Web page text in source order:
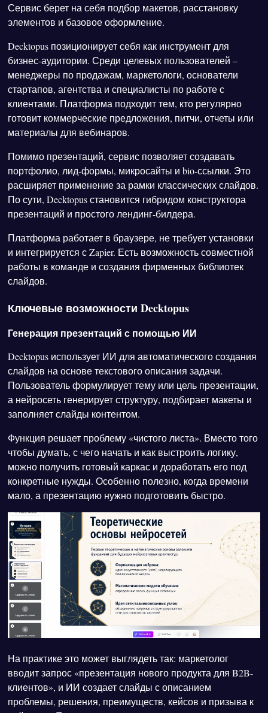
Сервис берет на себя подбор макетов, расстановку
элементов и базовое оформление.
Decktopus позиционирует себя как инструмент для
бизнес-аудитории. Среди целевых пользователей –
менеджеры по продажам, маркетологи, основатели
стартапов, агентства и специалисты по работе с
клиентами. Платформа подходит тем, кто регулярно
готовит коммерческие предложения, питчи, отчеты или
материалы для вебинаров.
Помимо презентаций, сервис позволяет создавать
портфолио, лид-формы, микросайты и bio-ссылки. Это
расширяет применение за рамки классических слайдов.
По сути, Decktopus становится гибридом конструктора
презентаций и простого лендинг-билдера.
Платформа работает в браузере, не требует установки
и интегрируется с Zapier. Есть возможность совместной
работы в команде и создания фирменных библиотек
слайдов.
Ключевые возможности Decktopus
Генерация презентаций с помощью ИИ
Decktopus использует ИИ для автоматического создания
слайдов на основе текстового описания задачи.
Пользователь формулирует тему или цель презентации,
а нейросеть генерирует структуру, подбирает макеты и
заполняет слайды контентом.
Функция решает проблему «чистого листа». Вместо того
чтобы думать, с чего начать и как выстроить логику,
можно получить готовый каркас и доработать его под
конкретные нужды. Особенно полезно, когда времени
мало, а презентацию нужно подготовить быстро.
На практике это может выглядеть так: маркетолог
вводит запрос «презентация нового продукта для B2B-
клиентов», и ИИ создает слайды с описанием
проблемы, решения, преимуществ, кейсов и призыва к